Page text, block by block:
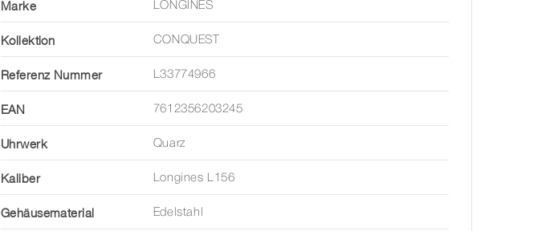
Marke LONGINES
Kollektion CONQUEST
Referenz Nummer L33774966
EAN 7612356203245
Uhrwerk Quarz
Kaliber Longines L156
Gehäusematerial Edelstahl